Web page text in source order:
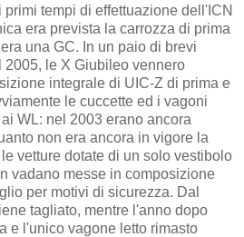
tempi di effettuazione dell'ICN
era prevista la carrozza di prima
una GC. In un paio di brevi
2005, le X Giubileo vennero
integrale di UIC-Z di prima e
le cuccette ed i vagoni
WL: nel 2003 erano ancora
non era ancora in vigore la
vetture dotate di un solo vestibolo
vadano messe in composizione
per motivi di sicurezza. Dal
tagliato, mentre l'anno dopo
e l'unico vagone letto rimasto